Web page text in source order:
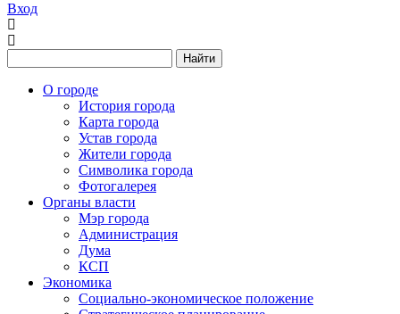
Вход
Найти
О городе
История города
Карта города
Устав города
Жители города
Символика города
Фотогалерея
Органы власти
Мэр города
Администрация
Дума
КСП
Экономика
Социально-экономическое положение